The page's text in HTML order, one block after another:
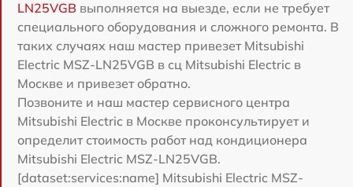
LN25VGB выполняется на выезде, если не требует
специального оборудования и сложного ремонта. В
таких случаях наш мастер привезет Mitsubishi
Electric MSZ-LN25VGB в сц Mitsubishi Electric в
Москве и привезет обратно.
Позвоните и наш мастер сервисного центра
Mitsubishi Electric в Москве проконсультирует и
определит стоимость работ над кондиционера
Mitsubishi Electric MSZ-LN25VGB.
[dataset:services:name] Mitsubishi Electric MSZ-